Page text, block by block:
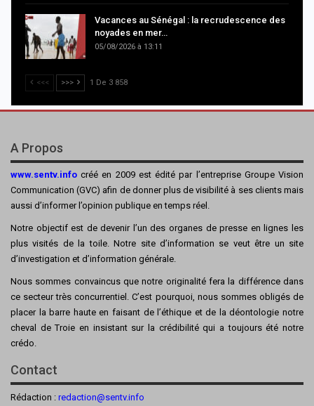
Vacances au Sénégal : la recrudescence des
noyades en mer…
05/08/2026 à 13:11
<<< >>> 1 De 3 858
A Propos
www.sentv.info créé en 2009 est édité par l’entreprise Groupe Vision
Communication (GVC) afin de donner plus de visibilité à ses clients mais
aussi d’informer l’opinion publique en temps réel.
Notre objectif est de devenir l’un des organes de presse en lignes les
plus visités de la toile. Notre site d’information se veut être un site
d’investigation et d’information générale.
Nous sommes convaincus que notre originalité fera la différence dans
ce secteur très concurrentiel. C’est pourquoi, nous sommes obligés de
placer la barre haute en faisant de l’éthique et de la déontologie notre
cheval de Troie en insistant sur la crédibilité qui a toujours été notre
crédo.
Contact
Rédaction : redaction@sentv.info